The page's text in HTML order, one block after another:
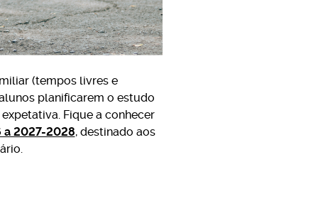
(tempos livres e
planificarem o estudo
Fique a conhecer
a 2027-2028, destinado aos